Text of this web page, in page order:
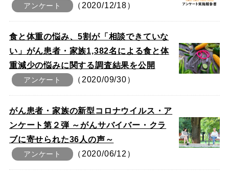
アンケート （2020/12/18）
食と体重の悩み、5割が「相談できていな
い」がん患者・家族1,382名による食と体
重減少の悩みに関する調査結果を公開
アンケート （2020/09/30）
がん患者・家族の新型コロナウイルス・ア
ンケート第２弾 ～がんサバイバー・クラ
ブに寄せられた36人の声～
アンケート （2020/06/12）